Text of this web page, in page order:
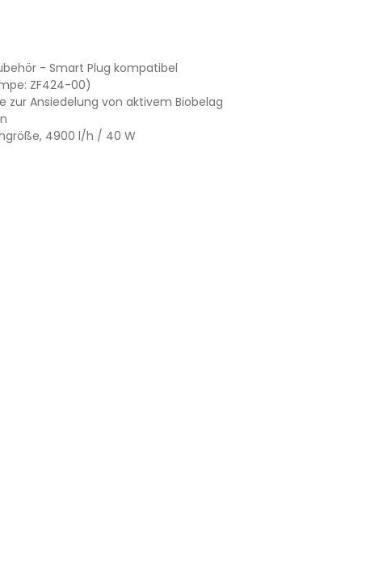
- Smart Plug kompatibel
ZF424-00)
zur Ansiedelung von aktivem Biobelag
4900 l/h / 40 W